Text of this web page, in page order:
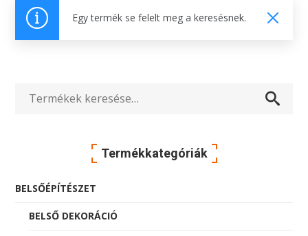
Egy termék se felelt meg a keresésnek.
következőre:
Termékkategóriák
BELSŐÉPÍTÉSZET
BELSŐ DEKORÁCIÓ